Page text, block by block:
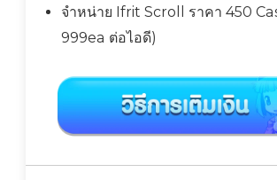
จำหน่าย Ifrit Scroll ราคา 450
999ea ต่อไอดี)